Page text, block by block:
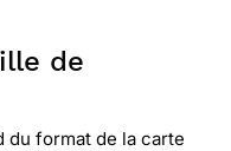
de
du format de la carte